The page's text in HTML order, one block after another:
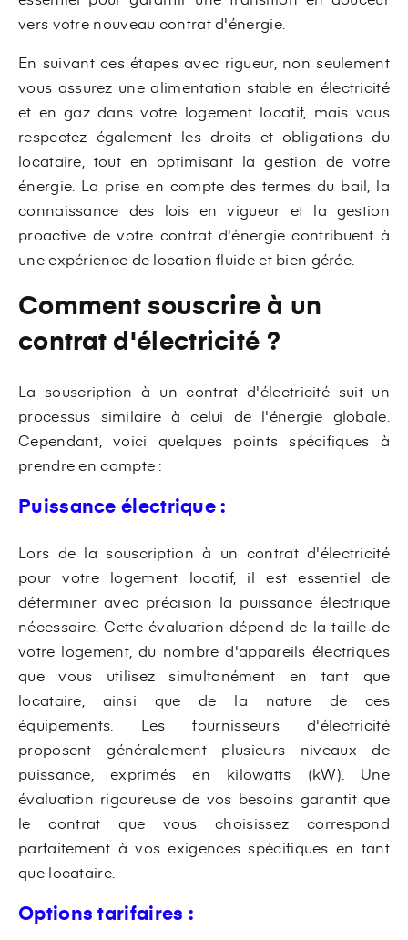
vers votre nouveau contrat d'énergie.
En suivant ces étapes avec rigueur, non seulement
vous assurez une alimentation stable en électricité
et en gaz dans votre logement locatif, mais vous
respectez également les droits et obligations du
locataire, tout en optimisant la gestion de votre
énergie. La prise en compte des termes du bail, la
connaissance des lois en vigueur et la gestion
proactive de votre contrat d'énergie contribuent à
une expérience de location fluide et bien gérée.
Comment souscrire à un
contrat d'électricité ?
La souscription à un contrat d'électricité suit un
processus similaire à celui de l'énergie globale.
Cependant, voici quelques points spécifiques à
prendre en compte :
Puissance électrique :
Lors de la souscription à un contrat d'électricité
pour votre logement locatif, il est essentiel de
déterminer avec précision la puissance électrique
nécessaire. Cette évaluation dépend de la taille de
votre logement, du nombre d'appareils électriques
que vous utilisez simultanément en tant que
locataire, ainsi que de la nature de ces
équipements. Les fournisseurs d'électricité
proposent généralement plusieurs niveaux de
puissance, exprimés en kilowatts (kW). Une
évaluation rigoureuse de vos besoins garantit que
le contrat que vous choisissez correspond
parfaitement à vos exigences spécifiques en tant
que locataire.
Options tarifaires :